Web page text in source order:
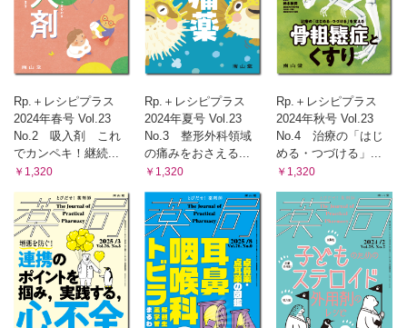
【吸入剤】
・ネブライザー，pMDI，DPI，SMIは何が違う？（坂野 昌
志）
・ネブライザーで使用する溶解液の種類は違っても大丈夫？
・吸入液どうしを混合しても大丈夫？（坂野 昌志）
【注射剤】
・中心静脈栄養（TPN）の側管から脂肪乳剤を投与してもい
い？（吉田 直樹 ほか）
・フォーミュラリ導入のメリットは？ 課題は？ ─処方薬選
択の観点から─（百 賢二 ほか）
・先発医薬品からジェネリック医薬品に変更する際の注意点
は？（百 賢二 ほか）
・先行バイオ医薬品からバイオシミラーに変更する際の注意
点は？（百 賢二 ほか）
・ビスホスホネート製剤の剤形選択のポイントは？（百
Rp.＋レシピプラス
2024年春号 Vol.23
No.2 吸入剤 これ
でカンペキ！継続...
￥1,320
Rp.＋レシピプラス
2024年夏号 Vol.23
No.3 整形外科領域
の痛みをおさえる...
￥1,320
Rp.＋レシピプラス
2024年秋号 Vol.23
No.4 治療の「はじ
める・つづける」...
￥1,320